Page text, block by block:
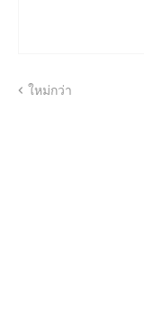
ใหม่กว่า